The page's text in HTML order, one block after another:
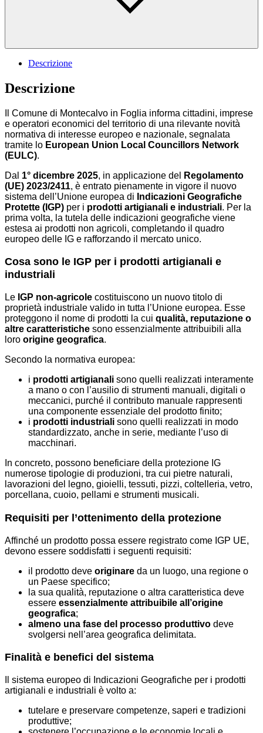
Descrizione
Descrizione
Il Comune di Montecalvo in Foglia informa cittadini, imprese
e operatori economici del territorio di una rilevante novità
normativa di interesse europeo e nazionale, segnalata
tramite lo European Union Local Councillors Network
(EULC).
Dal 1° dicembre 2025, in applicazione del
Regolamento
(UE) 2023/2411, è entrato pienamente in vigore il nuovo
sistema dell’Unione europea di Indicazioni Geografiche
Protette (IGP) per i prodotti artigianali e industriali. Per la
prima volta, la tutela delle indicazioni geografiche viene
estesa ai prodotti non agricoli, completando il quadro
europeo delle IG e rafforzando il mercato unico.
Cosa sono le IGP per i prodotti artigianali e
industriali
Le IGP non-agricole costituiscono un nuovo titolo di
proprietà industriale valido in tutta l’Unione europea. Esse
proteggono il nome di prodotti la cui qualità, reputazione o
altre caratteristiche sono essenzialmente attribuibili alla
loro origine geografica.
Secondo la normativa europea:
i prodotti artigianali sono quelli realizzati interamente
a mano o con l’ausilio di strumenti manuali, digitali o
meccanici, purché il contributo manuale rappresenti
una componente essenziale del prodotto finito;
i prodotti industriali sono quelli realizzati in modo
standardizzato, anche in serie, mediante l’uso di
macchinari.
In concreto, possono beneficiare della protezione IG
numerose tipologie di produzioni, tra cui pietre naturali,
lavorazioni del legno, gioielli, tessuti, pizzi, coltelleria, vetro,
porcellana, cuoio, pellami e strumenti musicali.
Requisiti per l’ottenimento della protezione
Affinché un prodotto possa essere registrato come IGP UE,
devono essere soddisfatti i seguenti requisiti:
il prodotto deve originare da un luogo, una regione o
un Paese specifico;
la sua qualità, reputazione o altra caratteristica deve
essere essenzialmente attribuibile all’origine
geografica;
almeno una fase del processo produttivo deve
svolgersi nell’area geografica delimitata.
Finalità e benefici del sistema
Il sistema europeo di Indicazioni Geografiche per i prodotti
artigianali e industriali è volto a:
tutelare e preservare competenze, saperi e tradizioni
produttive;